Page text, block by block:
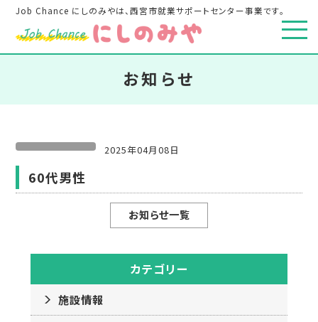
Job Chance にしのみやは、西宮市就業サポートセンター事業です。
お知らせ
2025年04月08日
60代男性
お知らせ一覧
カテゴリー
施設情報